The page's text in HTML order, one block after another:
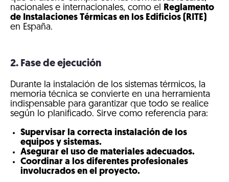
nacionales e internacionales, como el
Reglamento
de Instalaciones Térmicas en los Edificios (RITE)
en España.
2. Fase de ejecución
Durante la instalación de los sistemas térmicos, la
memoria técnica se convierte en una herramienta
indispensable para garantizar que todo se realice
según lo planificado. Sirve como referencia para:
Supervisar la correcta instalación de los
equipos y sistemas.
Asegurar el uso de materiales adecuados.
Coordinar a los diferentes profesionales
involucrados en el proyecto.